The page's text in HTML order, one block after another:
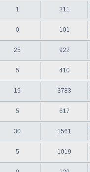
1 311
0 101
25 922
5 410
19 3783
5 617
30 1561
5 1019